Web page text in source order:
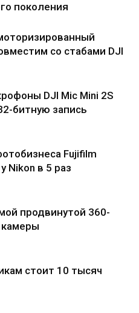
поколения
со стабами DJI
DJI Mic Mini 2S
битную запись
Fujifilm
Nikon в 5 раз
продвинутой 360-
камеры
стоит 10 тысяч